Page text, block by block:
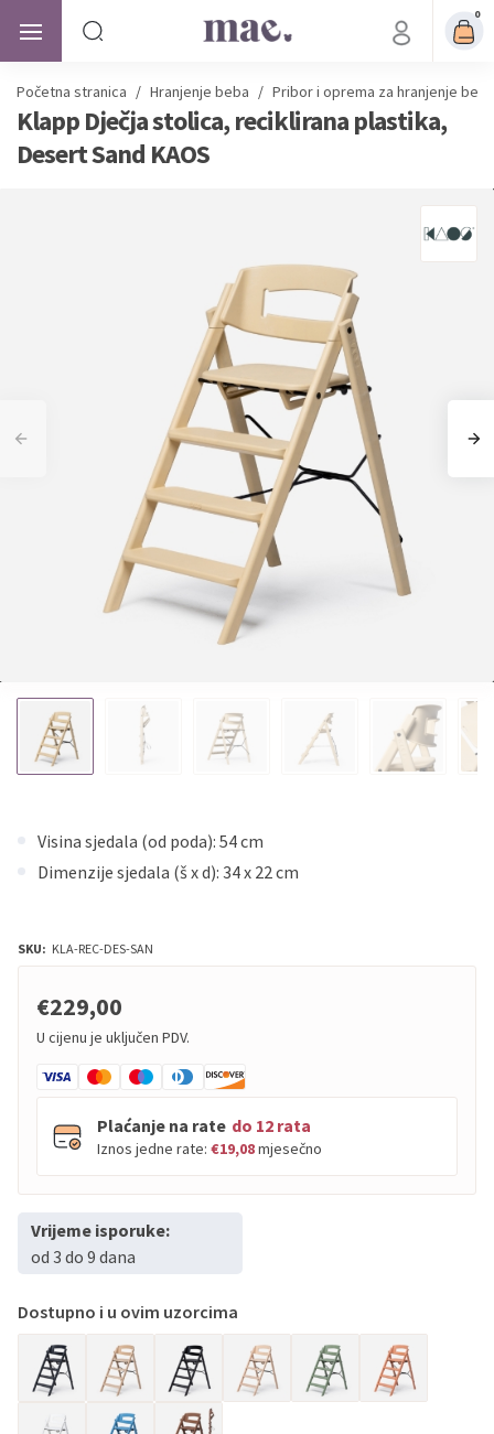
0
Početna stranica / Hranjenje beba / Pribor i oprema za hranjenje beba
Klapp Dječja stolica, reciklirana plastika,
Desert Sand KAOS
Visina sjedala (od poda): 54 cm
Dimenzije sjedala (š x d): 34 x 22 cm
SKU: KLA-REC-DES-SAN
€229,00
U cijenu je uključen PDV.
Plaćanje na rate do 12 rata
Iznos jedne rate: €19,08mjesečno
PBZ
PBZ
Erste
Maestro
Erste
Master do12
Erste
Visa do12rata
Vrijeme isporuke:
od 3 do 9 dana
Dostupno i u ovim uzorcima